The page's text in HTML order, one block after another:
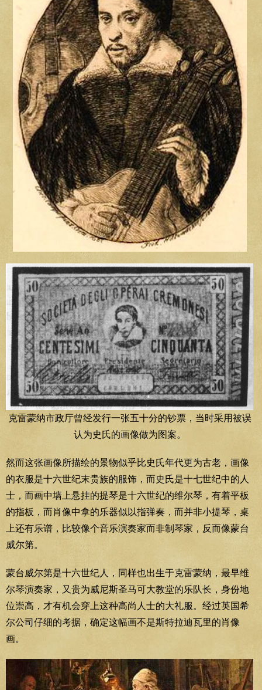
克雷蒙纳市政厅曾经发行一张五十分的钞票，当时采用被误
认为史氏的画像做为图案。
然而这张画像所描绘的景物似乎比史氏年代更为古老，画像
的衣服是十六世纪末贵族的服饰，而史氏是十七世纪中的人
士，而画中墙上悬挂的提琴是十六世纪的维尔琴，有着平板
的指板，而肖像中拿的乐器似以指弹奏，而并非小提琴，桌
上还有乐谱，比较像个音乐演奏家而非制琴家，反而像蒙台
威尔第。
蒙台威尔第是十六世纪人，同样也出生于克雷蒙纳，最早维
尔琴演奏家，又贵为威尼斯圣马可大教堂的乐队长，身份地
位崇高，才有机会穿上这种高尚人士的大礼服。经过英国希
尔公司仔细的考据，确定这幅画不是斯特拉迪瓦里的肖像
画。